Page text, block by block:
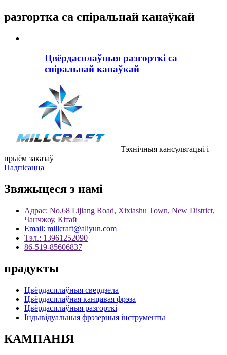
разгортка са спіральнай канаўкай
Цвёрдасплаўныя разгорткі са
спіральнай канаўкай
Тэхнічныя кансультацыі і
прыём заказаў
Падпісацца
Звяжыцеся з намі
Адрас: No.68 Lijiang Road, Xixiashu Town, New District,
Чанчжоу, Кітай
Email: millcraft@aliyun.com
Тэл.: 13961252090
86-519-85606837
прадукты
Цвёрдасплаўныя свердзела
Цвёрдасплаўная канцавая фрэза
Цвёрдасплаўныя разгорткі
Індывідуальныя фрэзерныя інструменты
КАМПАНІЯ